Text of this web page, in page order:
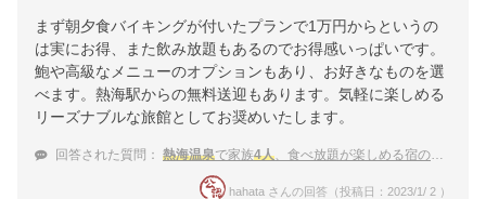
まず朝夕食バイキングが付いたプランで1万円からというの
は実にお得、また飲み放題もあるのでお得感いっぱいです。
鮑や高級なメニューのオプションもあり、お好きなものを選
べます。熱海駅からの無料送迎もあります。気軽に楽しめる
リーズナブルな旅館としてお奨めいたします。
回答された質問： 熱海温泉で家族4人 、食べ放題が楽しめる宿のおすすめを教えて下さい！
hahata さんの回答（投稿日：2023/1/ 2 ）